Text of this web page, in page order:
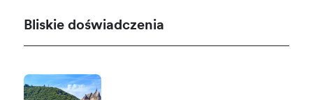
Bliskie doświadczenia